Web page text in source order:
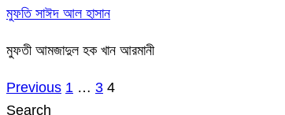
মুফতি সাঈদ আল হাসান
মুফতী আমজাদুল হক খান আরমানী
Posts
Previous 1 … 3 4
Search